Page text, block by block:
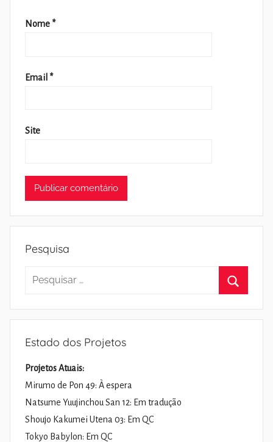
Nome *
Email *
Site
Pesquisa
Pesquisar
Estado dos Projetos
Projetos Atuais:
Mirumo de Pon 49: À espera
Natsume Yuujinchou San 12: Em tradução
Shoujo Kakumei Utena 03: Em QC
Tokyo Babylon: Em QC